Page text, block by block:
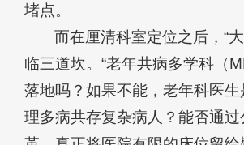
堵点。
而在厘清科室定位之后，“
临三道坎。“老年共病多学科（
落地吗？如果不能，老年科医生
理多病共存复杂病人？能否通过